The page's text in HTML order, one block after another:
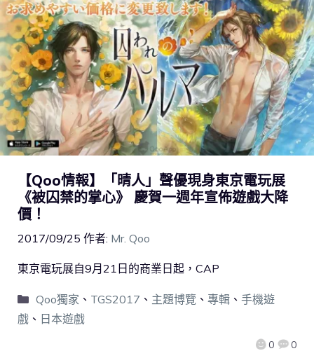
【Qoo情報】「晴人」聲優現身東京電玩展
《被囚禁的掌心》 慶賀一週年宣佈遊戲大降
價！
2017/09/25 作者: Mr. Qoo
0 0
東京電玩展自9月21日的商業日起，CAP
Qoo獨家 、 TGS2017 、 主題博覽 、 專輯、 手機遊
戲 、 日本遊戲